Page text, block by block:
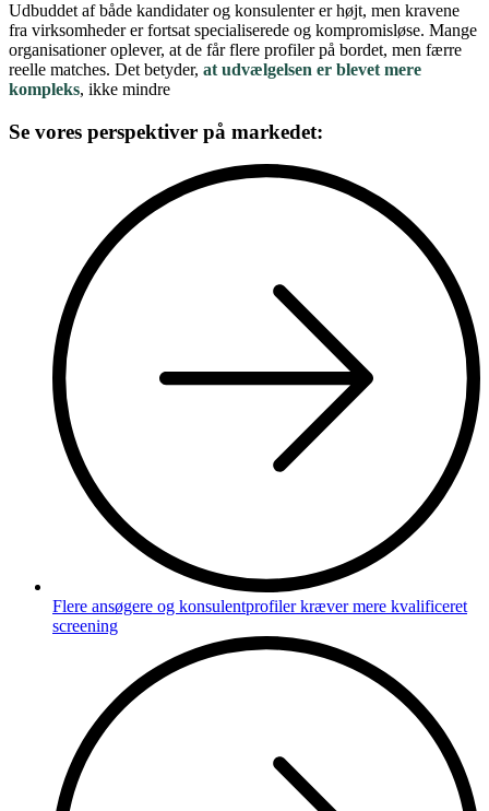
Udbuddet af både kandidater og konsulenter er højt, men kravene
fra virksomheder er fortsat specialiserede og kompromisløse. Mange
organisationer oplever, at de får flere profiler på bordet, men færre
reelle matches. Det betyder, at udvælgelsen er blevet mere
kompleks, ikke mindre
Se vores perspektiver på markedet:
Flere ansøgere og konsulentprofiler kræver mere kvalificeret
screening